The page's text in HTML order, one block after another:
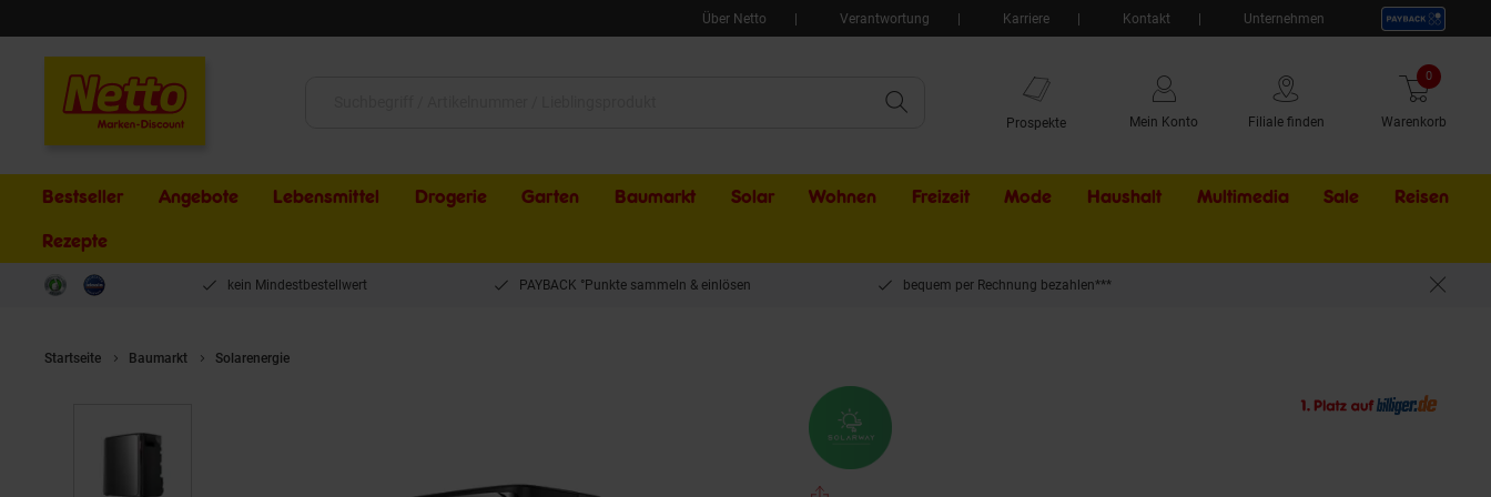
Über Netto Verantwortung Karriere Kontakt Unternehmen
Prospekte Mein Konto Filiale finden Warenkorb
0 Artikel
Bestseller Angebote Lebensmittel Drogerie Garten Baumarkt Solar Wohnen Freizeit Mode Haushalt Multimedia Sale Externer
Reisen
Rezepte
kein Mindestbestellwert PAYBACK °Punkte sammeln & einlösen bequem per Rechnung bezahlen***
Startseite Baumarkt Solarenergie